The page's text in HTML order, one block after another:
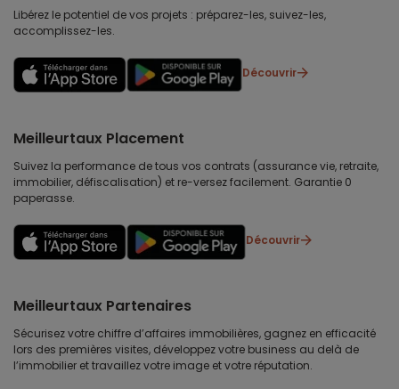
Libérez le potentiel de vos projets : préparez-les, suivez-les,
accomplissez-les.
Découvrir
Meilleurtaux Placement
Suivez la performance de tous vos contrats (assurance vie, retraite,
immobilier, défiscalisation) et re-versez facilement. Garantie 0
paperasse.
Découvrir
Meilleurtaux Partenaires
Sécurisez votre chiffre d’affaires immobilières, gagnez en efficacité
lors des premières visites, développez votre business au delà de
l’immobilier et travaillez votre image et votre réputation.